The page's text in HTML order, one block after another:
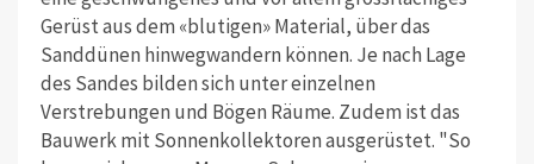
Gerüst aus dem «blutigen» Material, über das
Sanddünen hinwegwandern können. Je nach Lage
des Sandes bilden sich unter einzelnen
Verstrebungen und Bögen Räume. Zudem ist das
Bauwerk mit Sonnenkollektoren ausgerüstet. "So